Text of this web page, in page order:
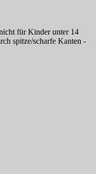
für Kinder unter 14
spitze/scharfe Kanten -